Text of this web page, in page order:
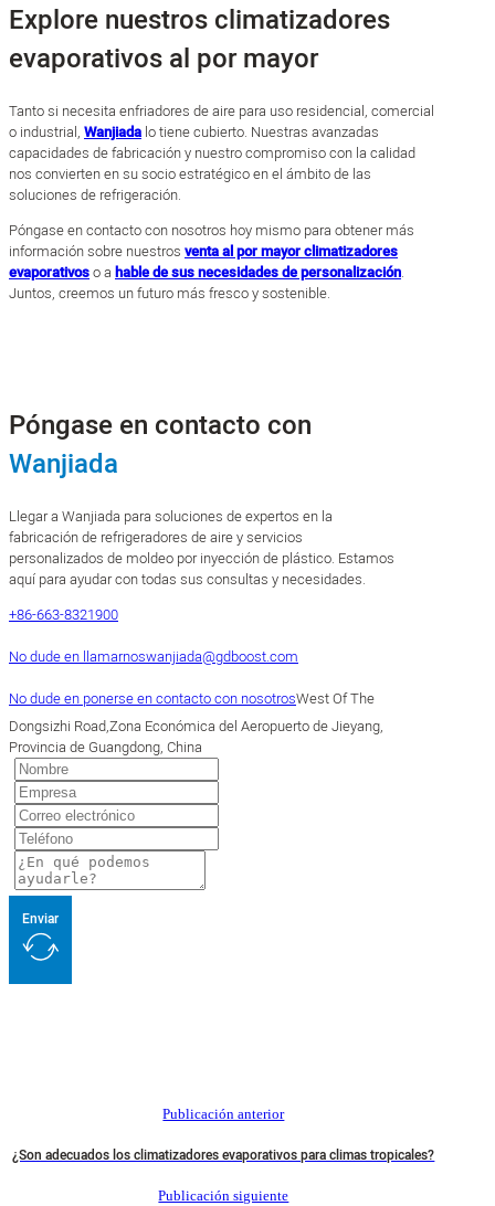
Explore nuestros climatizadores
evaporativos al por mayor
Tanto si necesita enfriadores de aire para uso residencial, comercial
o industrial, Wanjiada lo tiene cubierto. Nuestras avanzadas
capacidades de fabricación y nuestro compromiso con la calidad
nos convierten en su socio estratégico en el ámbito de las
soluciones de refrigeración.
Póngase en contacto con nosotros hoy mismo para obtener más
información sobre nuestros venta al por mayor climatizadores
evaporativoso a hable de sus necesidades de personalización.
Juntos, creemos un futuro más fresco y sostenible.
Póngase en contacto con
Wanjiada
Llegar a Wanjiada para soluciones de expertos en la
fabricación de refrigeradores de aire y servicios
personalizados de moldeo por inyección de plástico. Estamos
aquí para ayudar con todas sus consultas y necesidades.
+86-663-8321900
No dude en llamarnoswanjiada@gdboost.com
No dude en ponerse en contacto con nosotrosWest Of The
Dongsizhi Road,Zona Económica del Aeropuerto de Jieyang,
Provincia de Guangdong, China
Enviar
Publicación anterior
¿Son adecuados los climatizadores evaporativos para climas tropicales?
Publicación siguiente